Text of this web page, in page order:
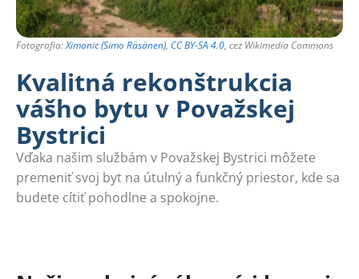
Fotografia:Ximonic (Simo Räsänen), CC BY-SA 4.0, cez Wikimedia Commons
Kvalitná rekonštrukcia
vášho bytu v Považskej
Bystrici
Vďaka našim službám v Považskej Bystrici môžete
premeniť svoj byt na útulný a funkčný priestor, kde sa
budete cítiť pohodlne a spokojne.